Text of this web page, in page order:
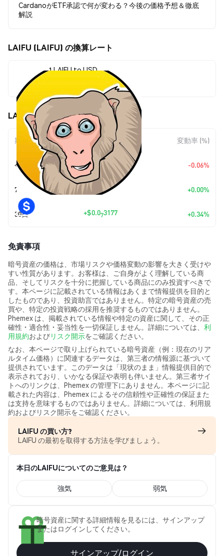
CardanoがETF承認で何が変わる？今後の価格予想＆徹底
解説
LAIFU (LAIFU) の換算レート
1 LAIFU to USD
$0.00000928
LAIFU (LAIFU) の価格変動
期間 金額変動 変動率 (%)
今日 +$0.085145 -0.06%
7日 + $0.00 +0.00%
30日 +$0.073177 +0.34%
免責事項
暗号資産の価格は、市場リスクや価格変動の影響を大きく受けや
すい性質があります。お客様は、ご自身がよく理解している商
品、そしてリスクを十分に把握している商品にのみ投資すべきで
す。本ページに記載されている情報はあくまで情報提供を目的と
したものであり、投資助言ではありません。特定の暗号資産の売
買や、特定の投資戦略の採用を推奨するものではありません。
Phemex は、掲載されている情報や特定の資産に関して、その正
確性・適合性・妥当性を一切保証しません。詳細については、 利
用規約およびリスク開示をご確認ください。
なお、本ページで取り上げられている暗号資産（例：現在のリア
ルタイム価格）に関連するデータは、第三者の情報源に基づいて
提供されています。このデータは「現状のまま」情報提供目的で
表示されており、いかなる保証や表明も伴いません。第三者サイ
トへのリンクは、Phemex の管理下にありません。本ページに記
載された内容は、Phemex によるその信頼性や正確性の保証また
は支持を意味するものではありません。詳細については、利用規
約およびリスク開示をご確認ください。
LAIFU の買い方?
LAIFU の最初を取得する方法を学びましょう。
本日のLAIFUについてのご意見は？
強気 弱気
暗号資産に関する詳細情報を見るには、サインアップ
またはログインしてください。
サインアップ/ログイン